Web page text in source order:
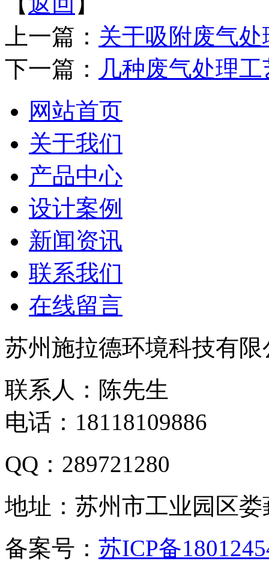
上一篇： 关于吸附废气
下一篇： 几种废气处理
网站首页
关于我们
产品中心
设计案例
新闻资讯
联系我们
在线留言
苏州施拉德环境科技有限
联系人：陈先生
电话：18118109886
QQ：289721280
地址：苏州市工业园区
备案号： 苏ICP备